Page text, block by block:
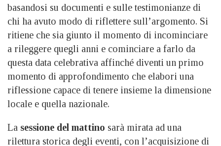
basandosi su documenti e sulle testimonianze di
chi ha avuto modo di riflettere sull’argomento. Si
ritiene che sia giunto il momento di incominciare
a rileggere quegli anni e cominciare a farlo da
questa data celebrativa affinché diventi un primo
momento di approfondimento che elabori una
riflessione capace di tenere insieme la dimensione
locale e quella nazionale.
La sessione del mattino sarà mirata ad una
rilettura storica degli eventi, con l’acquisizione di